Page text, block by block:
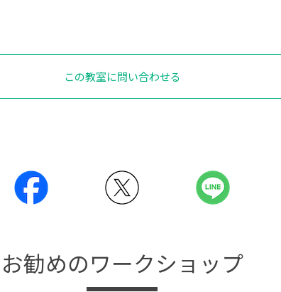
この教室に問い合わせる
お勧めのワークショップ